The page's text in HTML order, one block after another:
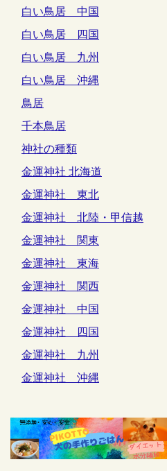
白い鳥居 中国
白い鳥居 四国
白い鳥居 九州
白い鳥居 沖縄
鳥居
千本鳥居
神社の種類
金運神社 北海道
金運神社 東北
金運神社 北陸・甲信越
金運神社 関東
金運神社 東海
金運神社 関西
金運神社 中国
金運神社 四国
金運神社 九州
金運神社 沖縄